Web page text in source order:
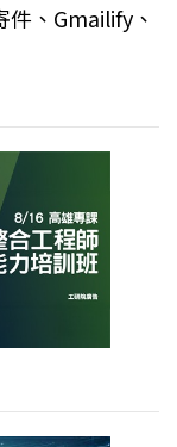
、Gmailify、